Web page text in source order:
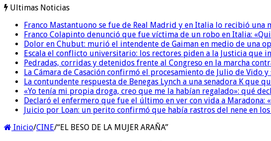
Ultimas Noticias
Franco Mastantuono se fue de Real Madrid y en Italia lo recibió
Franco Colapinto denunció que fue víctima de un robo en Italia:
Dolor en Chubut: murió el intendente de Gaiman en medio de una
Escala el conflicto universitario: los rectores piden a la Justicia que
Pedradas, corridas y detenidos frente al Congreso en la marcha
La Cámara de Casación confirmó el procesamiento de Julio de
La contundente respuesta de Benegas Lynch a una senadora K que
«Yo tenía mi propia droga, creo que me la habían regalado»: qué
Declaró el enfermero que fue el último en ver con vida a Maradona:
Juicio por Loan: un perito confirmó que había rastros del nene en
Inicio/CINE/“EL BESO DE LA MUJER ARAÑA”